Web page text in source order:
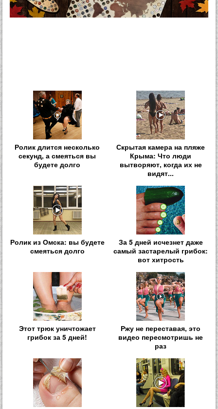
Ролик длится несколько
секунд, а смеяться вы
будете долго
Скрытая камера на пляже
Крыма: Что люди
вытворяют, когда их не
видят...
Ролик из Омска: вы будете
смеяться долго
За 5 дней исчезнет даже
самый застарелый грибок:
вот хитрость
Этот трюк уничтожает
грибок за 5 дней!
Ржу не переставая, это
видео пересмотришь не
раз